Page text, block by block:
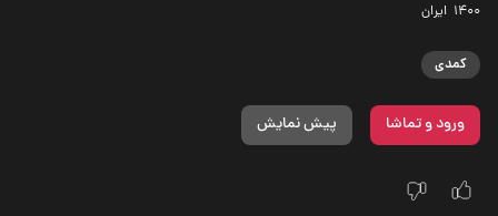
1400 ‌ ایران
کمدی
ورود و تماشا پیش نمایش